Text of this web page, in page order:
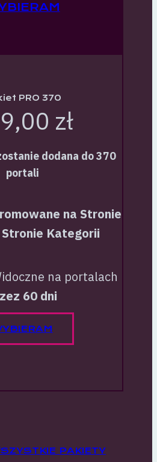
PRO 370
zł
dodana do 370
portali
na Stronie
Stronie Kategorii
na portalach
60 dni
PAKIETY